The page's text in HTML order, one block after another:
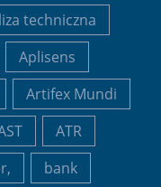
techniczna
Aplisens
Artifex Mundi
ATR
bank